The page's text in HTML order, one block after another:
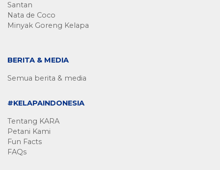
Santan
Nata de Coco
Minyak Goreng Kelapa
BERITA & MEDIA
Semua berita & media
#KELAPAINDONESIA
Tentang KARA
Petani Kami
Fun Facts
FAQs